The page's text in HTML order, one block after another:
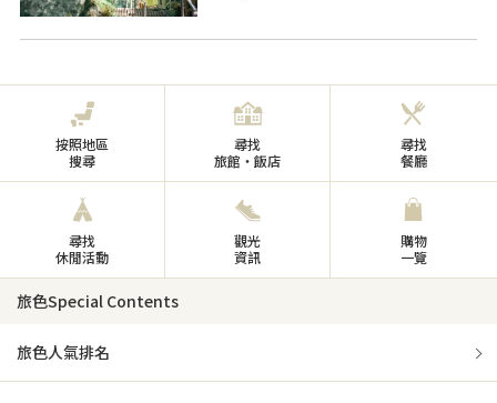
按照地區
搜尋
尋找
旅館・飯店
尋找
餐廳
尋找
休閒活動
觀光
資訊
購物
一覽
旅色Special Contents
旅色人氣排名